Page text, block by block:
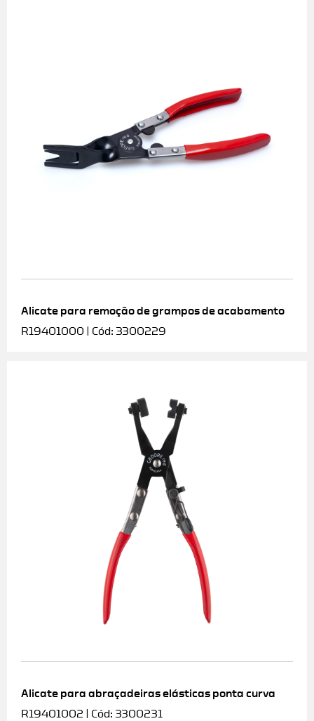
Alicate para remoção de grampos de acabamento
R19401000 | Cód: 3300229
Alicate para abraçadeiras elásticas ponta curva
R19401002 | Cód: 3300231